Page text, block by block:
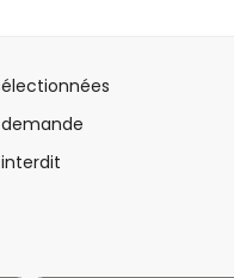
demande